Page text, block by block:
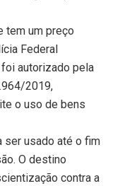
tem um preço
Federal
autorizado pela
2019,
o uso de bens
ser usado até o fim
O destino
contra a